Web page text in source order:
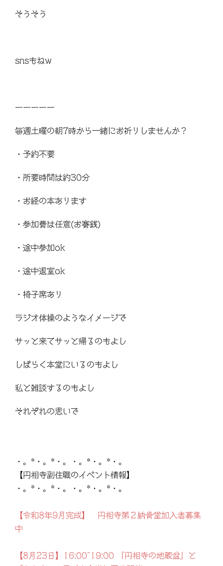
そうそう
snsもねw
ーーーーー
毎週土曜の朝7時から一緒にお祈りしませんか？
・予約不要
・所要時間は約30分
・お経の本あります
・参加費は任意(お賽銭)
・途中参加ok
・途中退室ok
・椅子席あり
ラジオ体操のようなイメージで
サッと来てサッと帰るのもよし
しばらく本堂にいるのもよし
私と雑談するのもよし
それぞれの思いで
・。*・。*・。・。*・。*・。
【円相寺副住職のイベント情報】
・。*・。*・。・。*・。*・。
【令和8年9月完成】 円相寺第２納骨堂加入者募集
中
【8月23日】16:00~19:00 『円相寺の地蔵盆』と